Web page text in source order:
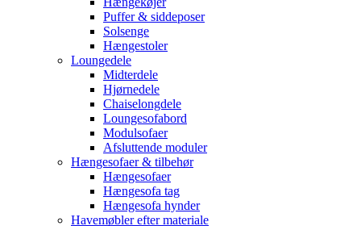
Puffer & siddeposer
Solsenge
Hængestoler
Loungedele
Midterdele
Hjørnedele
Chaiselongdele
Loungesofabord
Modulsofaer
Afsluttende moduler
Hængesofaer & tilbehør
Hængesofaer
Hængesofa tag
Hængesofa hynder
Havemøbler efter materiale